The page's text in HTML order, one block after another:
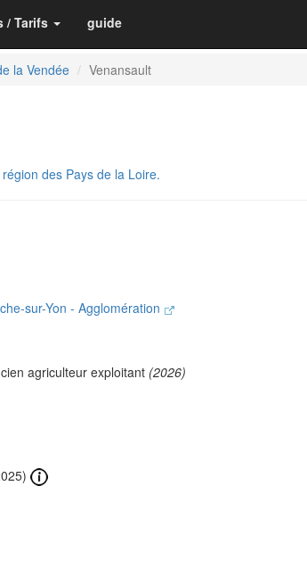
/ Tarifs guide
la Vendée Venansault
région des Pays de la Loire.
sur-Yon - Agglomération
agriculteur exploitant (2026)